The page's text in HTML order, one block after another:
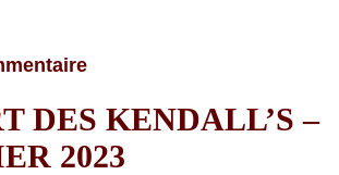
DES KENDALL’S –
2023